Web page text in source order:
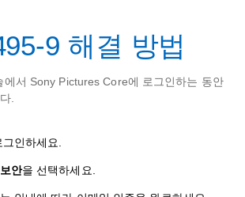
9 해결 방법
서 Sony Pictures Core에 로그인하는 동안
.
그인하세요.
보안을 선택하세요.